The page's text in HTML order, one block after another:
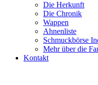
Die Herkunft
Die Chronik
Wappen
Ahnenliste
Schmuckbörse
Mehr über die
Kontakt